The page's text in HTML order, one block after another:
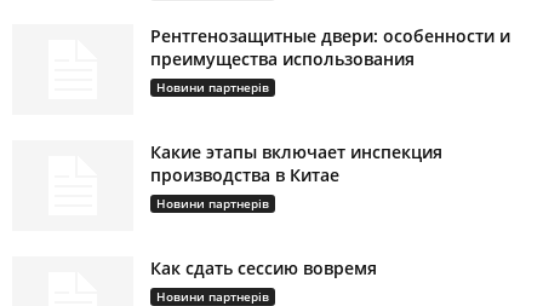
Рентгенозащитные двери: особенности и
преимущества использования
Новини партнерів
Какие этапы включает инспекция
производства в Китае
Новини партнерів
Как сдать сессию вовремя
Новини партнерів